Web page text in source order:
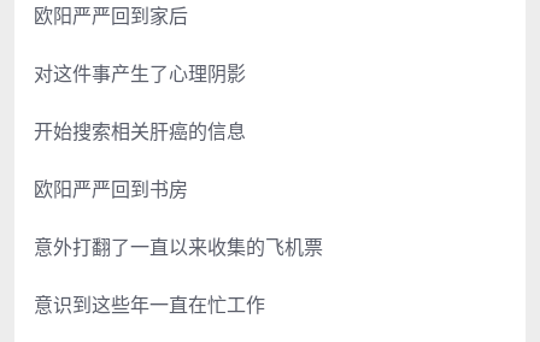
欧阳严严回到家后
对这件事产生了心理阴影
开始搜索相关肝癌的信息
欧阳严严回到书房
意外打翻了一直以来收集的飞机票
意识到这些年一直在忙工作